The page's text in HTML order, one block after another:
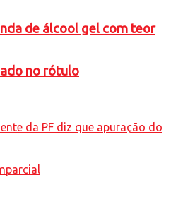
de álcool gel com teor
no rótulo